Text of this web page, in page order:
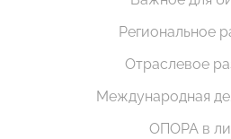
Региональное
Отраслевое
Международная
ОПОРА в